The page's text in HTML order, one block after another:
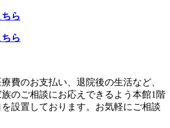
ら
ら
費のお支払い、退院後の生活など、
のご相談にお応えできるよう本館1階
設置しております。お気軽にご相談